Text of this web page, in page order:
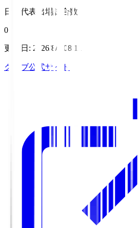
日本代表出場試合数
0
更新日 : 2026/8/7 08:11
クラブ公式サイト